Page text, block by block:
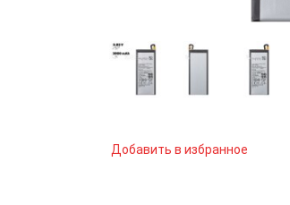
Добавить в избранное